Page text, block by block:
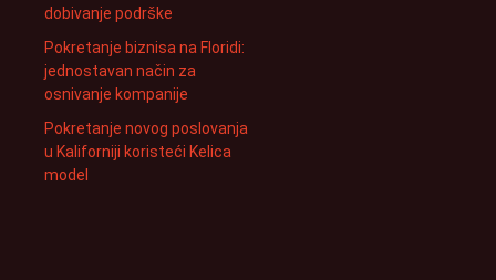
dobivanje podrške
Pokretanje biznisa na Floridi:
jednostavan način za
osnivanje kompanije
Pokretanje novog poslovanja
u Kaliforniji koristeći Kelica
model